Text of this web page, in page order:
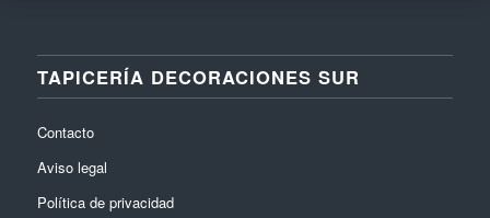
TAPICERÍA DECORACIONES SUR
Contacto
Aviso legal
Política de privacidad